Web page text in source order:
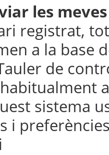
les
registrat,
a la
de
sistema
i